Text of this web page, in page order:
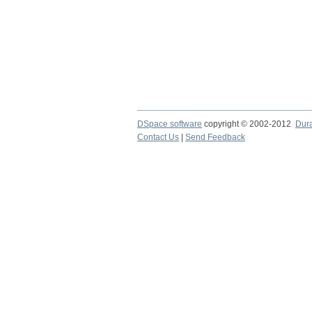
DSpace software copyright © 2002-2012
Contact Us
Send Feedback